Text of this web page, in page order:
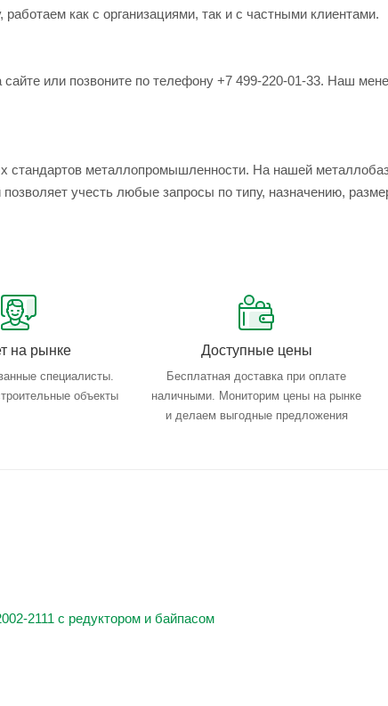
как с организациями, так и с частными клиентами.
или позвоните по телефону +7 499-220-01-33. Наш
стандартов металлопромышленности. На нашей
учесть любые запросы по типу, назначению,
на рынке
специалисты.
объекты
Доступные цены
Бесплатная доставка при оплате
наличными. Мониторим цены на рынке
и делаем выгодные предложения
2111 с редуктором и байпасом